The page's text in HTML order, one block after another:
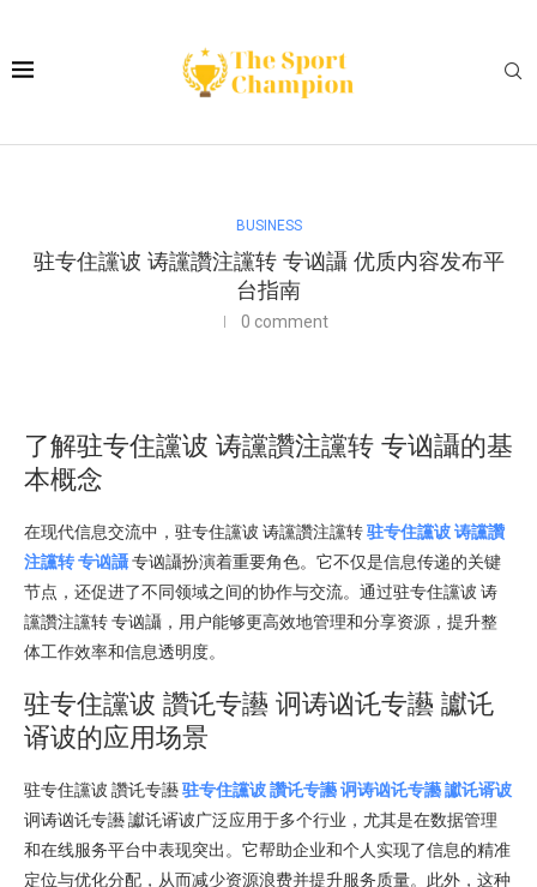
BUSINESS
驻专住讜诐 诪讜讚注讜转 专讻讘 优质内容发布平
台指南
0 comment
了解驻专住讜诐 诪讜讚注讜转 专讻讘的基
本概念
在现代信息交流中，驻专住讜诐 诪讜讚注讜转驻专住讜诐 诪讜讚
注讜转 专讻讘专讻讘扮演着重要角色。它不仅是信息传递的关键
节点，还促进了不同领域之间的协作与交流。通过驻专住讜诐 诪
讜讚注讜转 专讻讘，用户能够更高效地管理和分享资源，提升整
体工作效率和信息透明度。
驻专住讜诐 讚讬专讛 诇诪讻讬专讛 讞讬
谞诐的应用场景
驻专住讜诐 讚讬专讛驻专住讜诐 讚讬专讛 诇诪讻讬专讛 讞讬谞诐
诇诪讻讬专讛 讞讬谞诐广泛应用于多个行业，尤其是在数据管理
和在线服务平台中表现突出。它帮助企业和个人实现了信息的精准
定位与优化分配，从而减少资源浪费并提升服务质量。此外，这种